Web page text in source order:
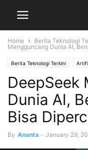
Home Berita Teknologi
Mengguncang Dunia AI,
Berita Teknologi Terkini
DeepSeek
Dunia AI,
Bisa
By Ananta - January 29,